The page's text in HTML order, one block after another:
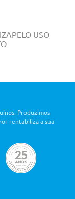
PELO USO
Produzimos
rentabiliza a sua